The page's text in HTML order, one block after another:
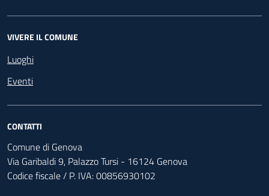
VIVERE IL COMUNE
Luoghi
Eventi
CONTATTI
Comune di Genova
Via Garibaldi 9, Palazzo Tursi - 16124 Genova
Codice fiscale / P. IVA: 00856930102